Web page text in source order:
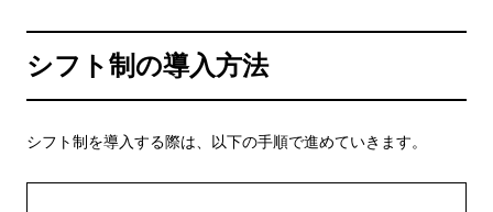
シフト制の導入方法
シフト制を導入する際は、以下の手順で進めていきます。